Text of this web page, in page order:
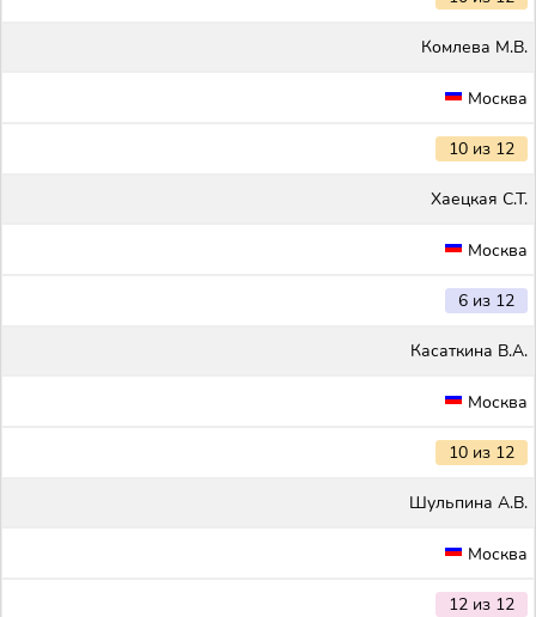
Комлева М.В.
Москва
10 из 12
Хаецкая С.Т.
Москва
6 из 12
Касаткина В.А.
Москва
10 из 12
Шульпина А.В.
Москва
12 из 12